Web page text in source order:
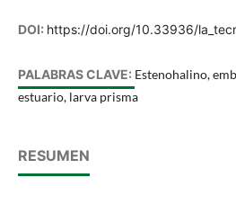
DOI: https://doi.org/10.33936/
PALABRAS CLAVE: Estenohalino,
estuario, larva prisma
RESUMEN